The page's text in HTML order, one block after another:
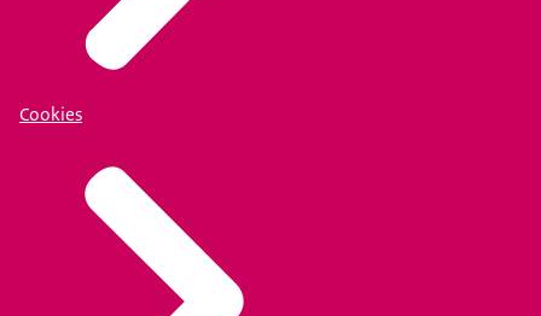
Cookies